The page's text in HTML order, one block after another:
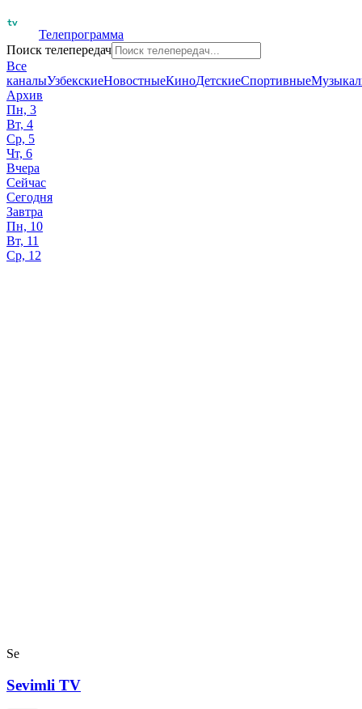
Телепрограмма
Поиск телепередач
Все
каналыУзбекскиеНовостныеКиноДетскиеСпортивные
Архив
Пн, 3
Вт, 4
Ср, 5
Чт, 6
Вчера
Сейчас
Сегодня
Завтра
Пн, 10
Вт, 11
Ср, 12
Se
Sevimli TV